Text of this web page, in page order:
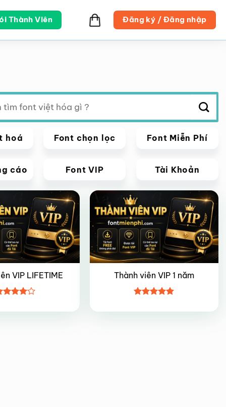
Thành Viên Đăng ký / Đăng nhập
hoá Font chọn lọc Font Miễn Phí
cáo Font VIP Tài Khoản
VIP LIFETIME
hạng
Giảm giá!
Thành viên VIP 1 năm
hạng55